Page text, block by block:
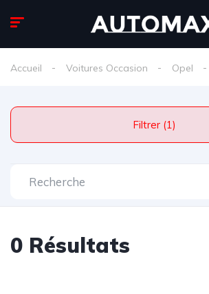
Accueil Voitures Occasion Opel
Filtrer (1)
0 Résultats